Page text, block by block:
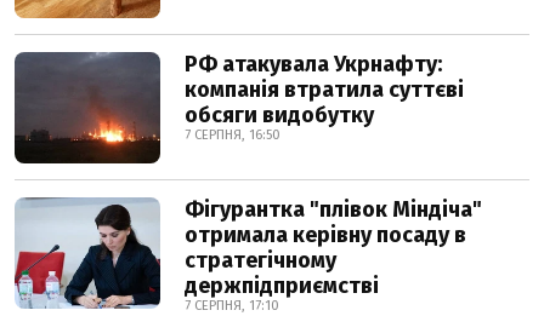
РФ атакувала Укрнафту:
компанія втратила суттєві
обсяги видобутку
7 СЕРПНЯ, 16:50
Фігурантка "плівок Міндіча"
отримала керівну посаду в
стратегічному
держпідприємстві
7 СЕРПНЯ, 17:10